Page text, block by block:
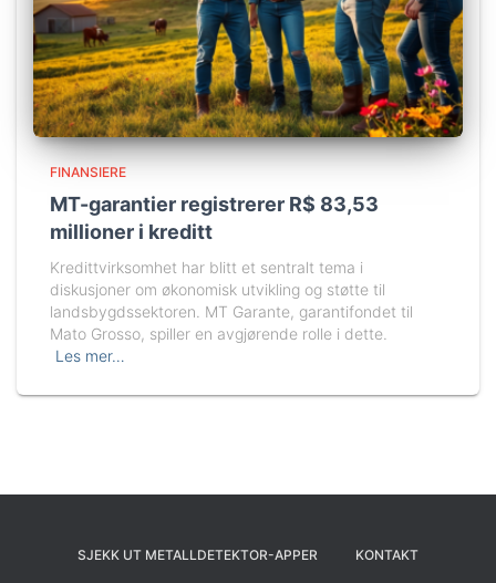
FINANSIERE
MT-garantier registrerer R$ 83,53
millioner i kreditt
Kredittvirksomhet har blitt et sentralt tema i
diskusjoner om økonomisk utvikling og støtte til
landsbygdssektoren. MT Garante, garantifondet til
Mato Grosso, spiller en avgjørende rolle i dette.
Les mer…
SJEKK UT METALLDETEKTOR-APPER KONTAKT